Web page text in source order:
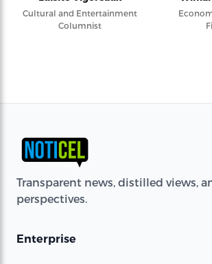
Cultural and Entertainment
Columnist
Transparent news, distilled views,
perspectives.
Enterprise